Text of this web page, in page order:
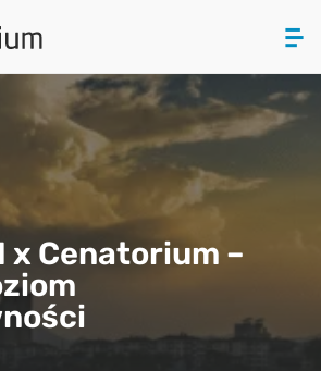
PRODUKTY
O NAS
KONTAKT
x Cenatorium –
ZAMKNIJ